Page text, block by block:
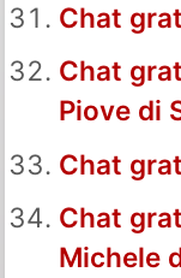
Chat
Chat
Piove di
Chat
Chat
Michele